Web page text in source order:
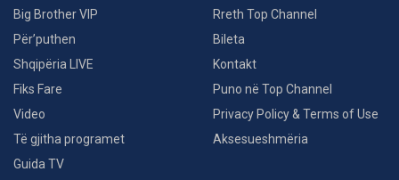
Big Brother VIP
Për’puthen
Shqipëria LIVE
Fiks Fare
Video
Të gjitha programet
Guida TV
Rreth Top Channel
Bileta
Kontakt
Puno në Top Channel
Privacy Policy & Terms of Use
Aksesueshmëria